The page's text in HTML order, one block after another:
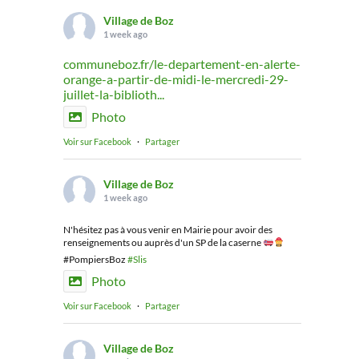
Village de Boz
1 week ago
communeboz.fr/le-departement-en-alerte-
orange-a-partir-de-midi-le-mercredi-29-
juillet-la-biblioth...
Photo
Voir sur Facebook · Partager
Village de Boz
1 week ago
N'hésitez pas à vous venir en Mairie pour avoir des
renseignements ou auprès d'un SP de la caserne
#PompiersBoz #Slis
Photo
Voir sur Facebook · Partager
Village de Boz